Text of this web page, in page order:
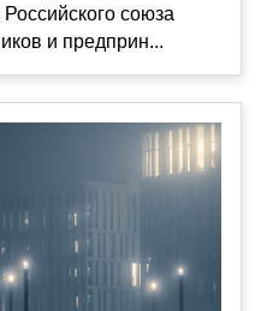
союза
и предприн...